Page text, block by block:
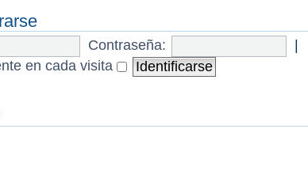
Contraseña:
|
en cada visita